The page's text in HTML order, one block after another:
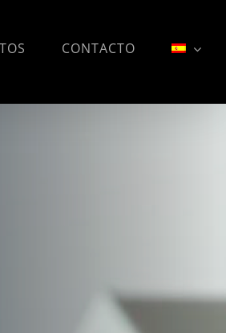
CONTACTO